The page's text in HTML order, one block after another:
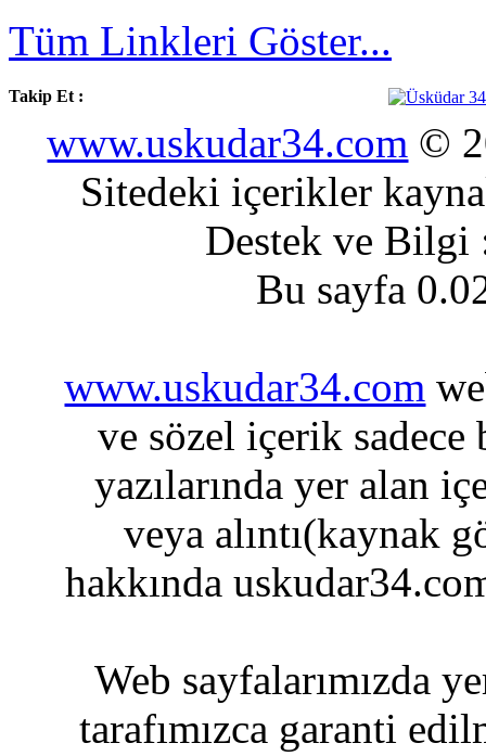
Tüm Linkleri Göster...
Takip Et :
www.uskudar34.com ©
Sitedeki içerikler
Destek ve
Bu sayfa
www.uskudar34.com
ve sözel içerik sadece
yazılarında yer alan
veya alıntı(kaynak
hakkında
Web sayfalarımızda
tarafımızca garanti